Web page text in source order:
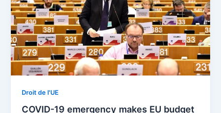
Droit de l'UE
COVID-19 emergency makes EU budget